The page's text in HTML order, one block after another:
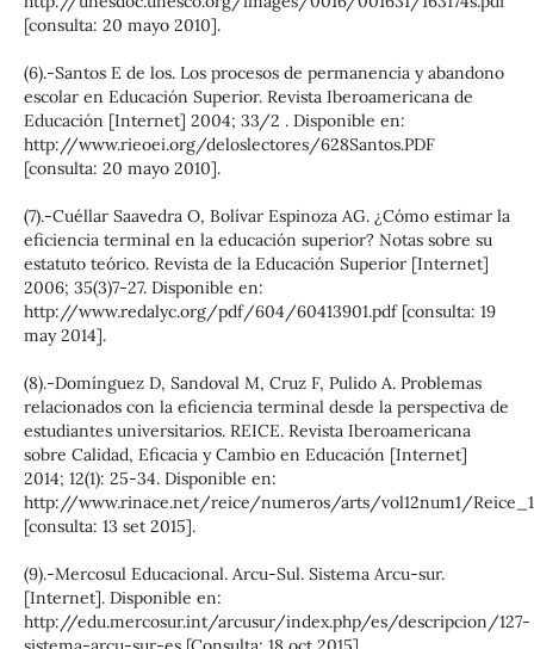
[consulta: 20 mayo 2010].
(6).-Santos E de los. Los procesos de permanencia y abandono
escolar en Educación Superior. Revista Iberoamericana de
Educación [Internet] 2004; 33/2 . Disponible en:
http://www.rieoei.org/deloslectores/628Santos.PDF
[consulta: 20 mayo 2010].
(7).-Cuéllar Saavedra O, Bolívar Espinoza AG. ¿Cómo estimar la
eficiencia terminal en la educación superior? Notas sobre su
estatuto teórico. Revista de la Educación Superior [Internet]
2006; 35(3)7-27. Disponible en:
http://www.redalyc.org/pdf/604/60413901.pdf [consulta: 19
may 2014].
(8).-Domínguez D, Sandoval M, Cruz F, Pulido A. Problemas
relacionados con la eficiencia terminal desde la perspectiva de
estudiantes universitarios. REICE. Revista Iberoamericana
sobre Calidad, Eficacia y Cambio en Educación [Internet]
2014; 12(1): 25-34. Disponible en:
http://www.rinace.net/reice/numeros/arts/vol12num1/
[consulta: 13 set 2015].
(9).-Mercosul Educacional. Arcu-Sul. Sistema Arcu-sur.
[Internet]. Disponible en:
http://edu.mercosur.int/arcusur/index.php/es/descripcion/127-